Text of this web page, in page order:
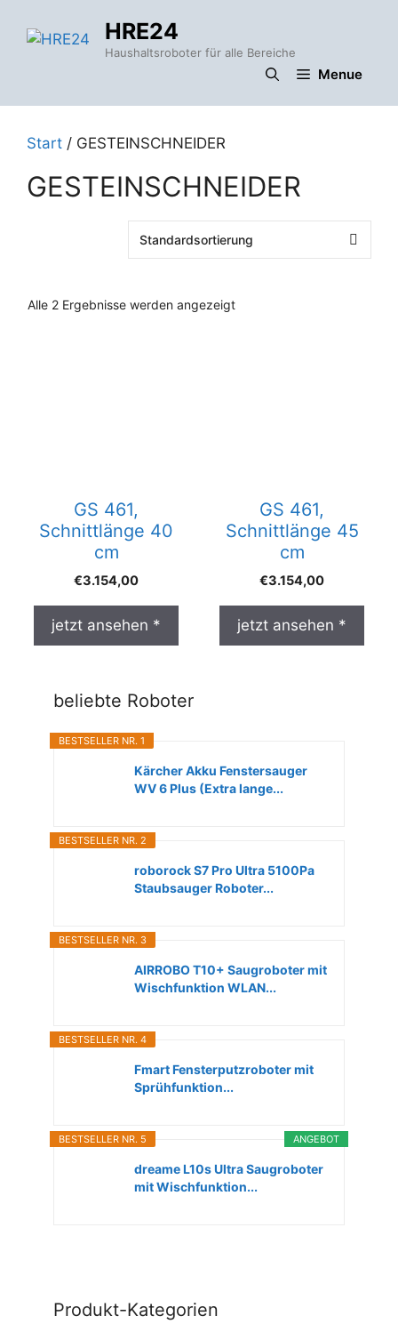
Inhalt
HRE24
Haushaltsroboter für alle Bereiche
Menue
Start / GESTEINSCHNEIDER
GESTEINSCHNEIDER
Alle 2 Ergebnisse werden angezeigt
GS 461,
Schnittlänge 40
cm
€3.154,00
jetzt ansehen *
GS 461,
Schnittlänge 45
cm
€3.154,00
jetzt ansehen *
beliebte Roboter
BESTSELLER NR. 1
Kärcher Akku Fenstersauger
WV 6 Plus (Extra lange...
BESTSELLER NR. 2
roborock S7 Pro Ultra 5100Pa
Staubsauger Roboter...
BESTSELLER NR. 3
AIRROBO T10+ Saugroboter mit
Wischfunktion WLAN...
BESTSELLER NR. 4
Fmart Fensterputzroboter mit
Sprühfunktion...
ANGEBOT
BESTSELLER NR. 5
dreame L10s Ultra Saugroboter
mit Wischfunktion...
Produkt-Kategorien